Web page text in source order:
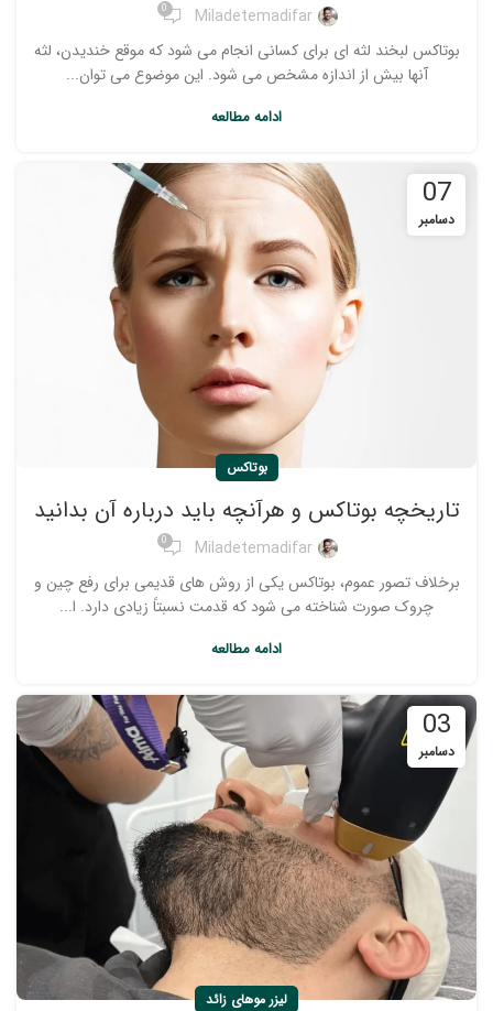
Miladetemadifar
0
بوتاکس لبخند لثه ای برای کسانی انجام می شود که موقع خندیدن، لثه
آنها بیش از اندازه مشخص می شود. این موضوع می توان...
ادامه مطالعه
07
دسامبر
بوتاکس
تاریخچه بوتاکس و هرآنچه باید درباره آن بدانید
Miladetemadifar
0
برخلاف تصور عموم، بوتاکس یکی از روش های قدیمی برای رفع چین و
چروک صورت شناخته می شود که قدمت نسبتاً زیادی دارد. ا...
ادامه مطالعه
03
دسامبر
لیزر موهای زائد